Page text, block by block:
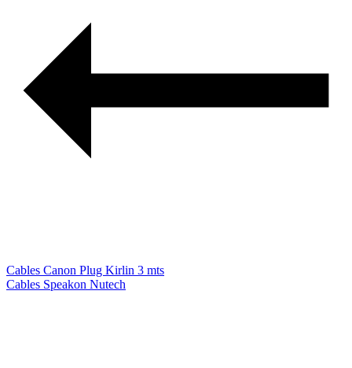
Cables Canon Plug Kirlin 3 mts
Cables Speakon Nutech